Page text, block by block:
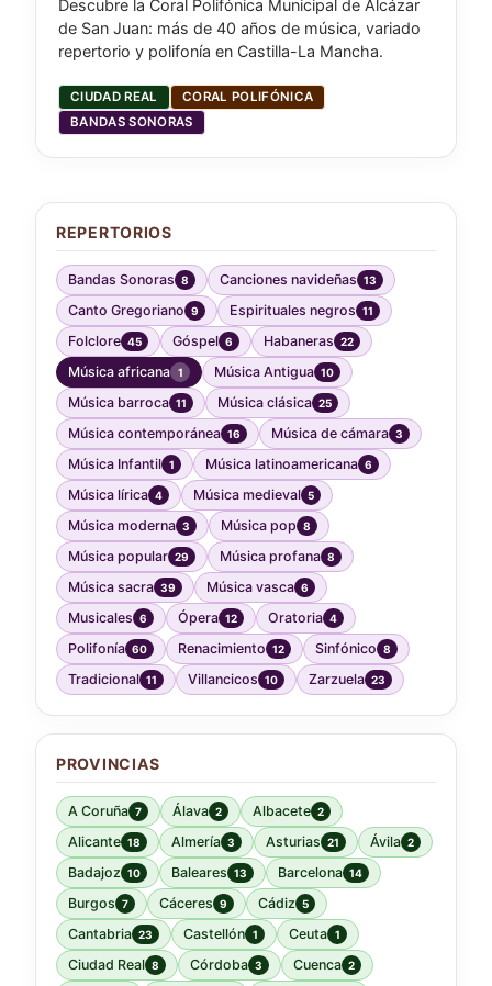
REPERTORIOS
Bandas Sonoras 8 Canciones navideñas 13
Canto Gregoriano 9 Espirituales negros 11
Folclore 45 Góspel 6 Habaneras 22
Música africana 1 Música Antigua 10
Música barroca 11 Música clásica 25
Música contemporánea 16 Música de cámara 3
Música Infantil 1 Música latinoamericana 6
Música lírica 4 Música medieval 5
Música moderna 3 Música pop 8
Música popular 29 Música profana 8
Música sacra 39 Música vasca 6
Musicales 6 Ópera 12 Oratoria 4
Polifonía 60 Renacimiento 12 Sinfónico 8
Tradicional 11 Villancicos 10 Zarzuela 23
PROVINCIAS
A Coruña 7 Álava 2 Albacete 2
Alicante 18 Almería 3 Asturias 21 Ávila 2
Badajoz 10 Baleares 13 Barcelona 14
Burgos 7 Cáceres 9 Cádiz 5
Cantabria 23 Castellón 1 Ceuta 1
Ciudad Real 8 Córdoba 3 Cuenca 2
Descubre la Coral Polifónica Municipal de Alcázar
de San Juan: más de 40 años de música, variado
repertorio y polifonía en Castilla-La Mancha.
CIUDAD REAL
CORAL POLIFÓNICA
BANDAS SONORAS